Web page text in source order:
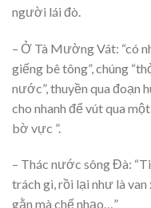
người lái đò.
– Ở Tà Mường Vát: “có
giếng bê tông”, chúng
nước”, thuyền qua đoạn
cho nhanh để vút qua
bờ vực ”.
– Thác nước sông Đà:
trách gì, rồi lại như là
gằn mà chế nhạo…”